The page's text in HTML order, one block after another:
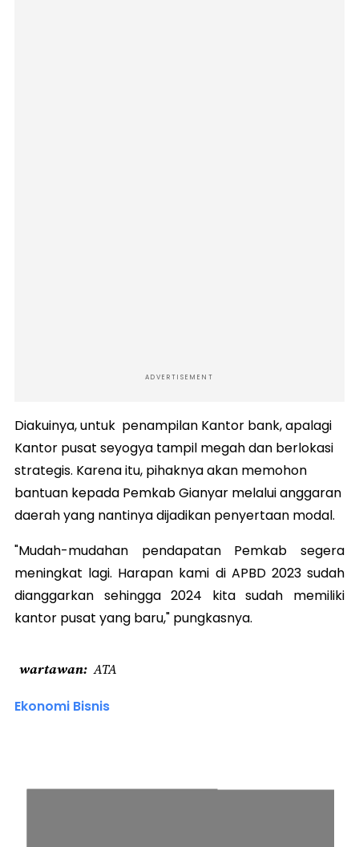
ADVERTISEMENT
Diakuinya, untuk penampilan Kantor bank, apalagi
Kantor pusat seyogya tampil megah dan berlokasi
strategis. Karena itu, pihaknya akan memohon
bantuan kepada Pemkab Gianyar melalui anggaran
daerah yang nantinya dijadikan penyertaan modal.
"Mudah-mudahan pendapatan Pemkab segera
meningkat lagi. Harapan kami di APBD 2023 sudah
dianggarkan sehingga 2024 kita sudah memiliki
kantor pusat yang baru," pungkasnya.
wartawan ATA
Ekonomi Bisnis